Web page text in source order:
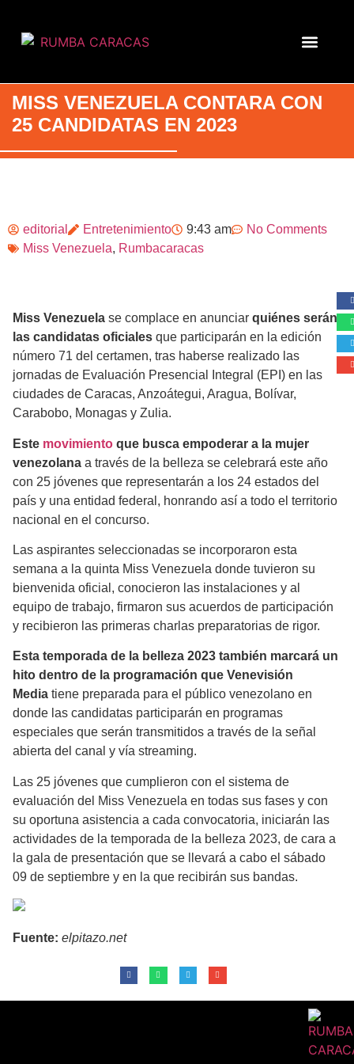
MISS VENEZUELA CONTARA CON
25 CANDIDATAS EN 2023
editorial Entretenimiento 9:43 am
No Comments
Miss Venezuela, Rumbacaracas
Miss Venezuela se complace en anunciar quiénes serán
las candidatas oficiales que participarán en la edición
número 71 del certamen, tras haberse realizado las
jornadas de Evaluación Presencial Integral (EPI) en las
ciudades de Caracas, Anzoátegui, Aragua, Bolívar,
Carabobo, Monagas y Zulia.
Este movimiento que busca empoderar a la mujer
venezolana a través de la belleza se celebrará este año
con 25 jóvenes que representarán a los 24 estados del
país y una entidad federal, honrando así a todo el territorio
nacional en el concurso.
Las aspirantes seleccionadas se incorporaron esta
semana a la quinta Miss Venezuela donde tuvieron su
bienvenida oficial, conocieron las instalaciones y al
equipo de trabajo, firmaron sus acuerdos de participación
y recibieron las primeras charlas preparatorias de rigor.
Esta temporada de la belleza 2023 también marcará un
hito dentro de la programación que Venevisión
Media tiene preparada para el público venezolano en
donde las candidatas participarán en programas
especiales que serán transmitidos a través de la señal
abierta del canal y vía streaming.
Las 25 jóvenes que cumplieron con el sistema de
evaluación del Miss Venezuela en todas sus fases y con
su oportuna asistencia a cada convocatoria, iniciarán las
actividades de la temporada de la belleza 2023, de cara a
la gala de presentación que se llevará a cabo el sábado
09 de septiembre y en la que recibirán sus bandas.
Fuente: elpitazo.net